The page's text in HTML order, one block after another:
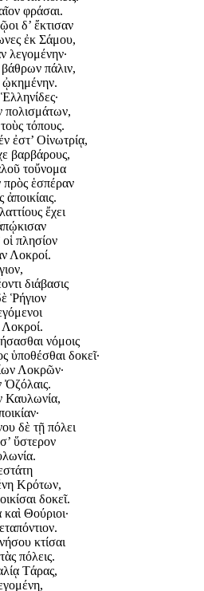
φράσαι.
δ’ ἔκτισαν
ἐκ Σάμου,
λεγομένην·
πάλιν,
ᾠκημένην.
πολισμάτων,
τόπους.
ἐστ’ Οἰνωτρίᾳ,
βαρβάρους,
τοὔνομα
πρὸς ἑσπέραν
ἔχει
πλησίον
Λοκροί.
διάβασις
Ῥήγιον
Λοκροί.
νόμοις
ὑποθέσθαι δοκεῖ·
Λοκρῶν·
Ὀζόλαις.
Καυλωνία,
δὲ τῇ πόλει
ὕστερον
Κρότων,
δοκεῖ.
Θούριοι·
κτίσαι
πόλεις.
Τάρας,